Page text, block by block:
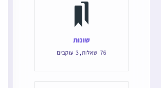
שונות
76 שאלות,
3 עוקבים